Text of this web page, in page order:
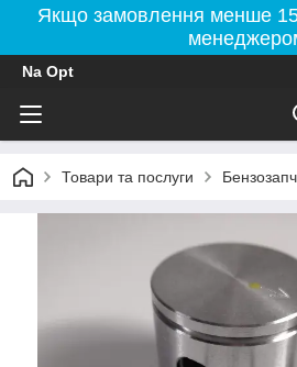
Якщо замовлення менше
Na Opt
Товари та послуги